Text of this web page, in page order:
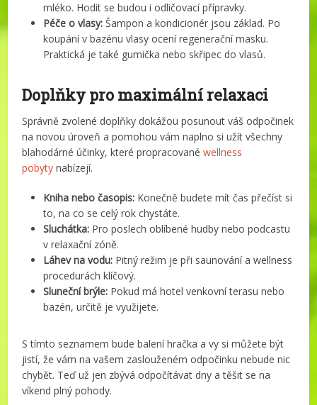
mléko. Hodit se budou i odličovací přípravky.
Péče o vlasy: Šampon a kondicionér jsou základ. Po
koupání v bazénu vlasy ocení regenerační masku.
Praktická je také gumička nebo skřipec do vlasů.
Doplňky pro maximální relaxaci
Správně zvolené doplňky dokážou posunout váš odpočinek
na novou úroveň a pomohou vám naplno si užít všechny
blahodárné účinky, které propracovanéwellness
pobyty nabízejí.
Kniha nebo časopis: Konečně budete mít čas přečíst si
to, na co se celý rok chystáte.
Sluchátka: Pro poslech oblíbené hudby nebo podcastu
v relaxační zóně.
Láhev na vodu: Pitný režim je při saunování a wellness
procedurách klíčový.
Sluneční brýle: Pokud má hotel venkovní terasu nebo
bazén, určitě je využijete.
S tímto seznamem bude balení hračka a vy si můžete být
jistí, že vám na vašem zaslouženém odpočinku nebude nic
chybět. Teď už jen zbývá odpočítávat dny a těšit se na
víkend plný pohody.